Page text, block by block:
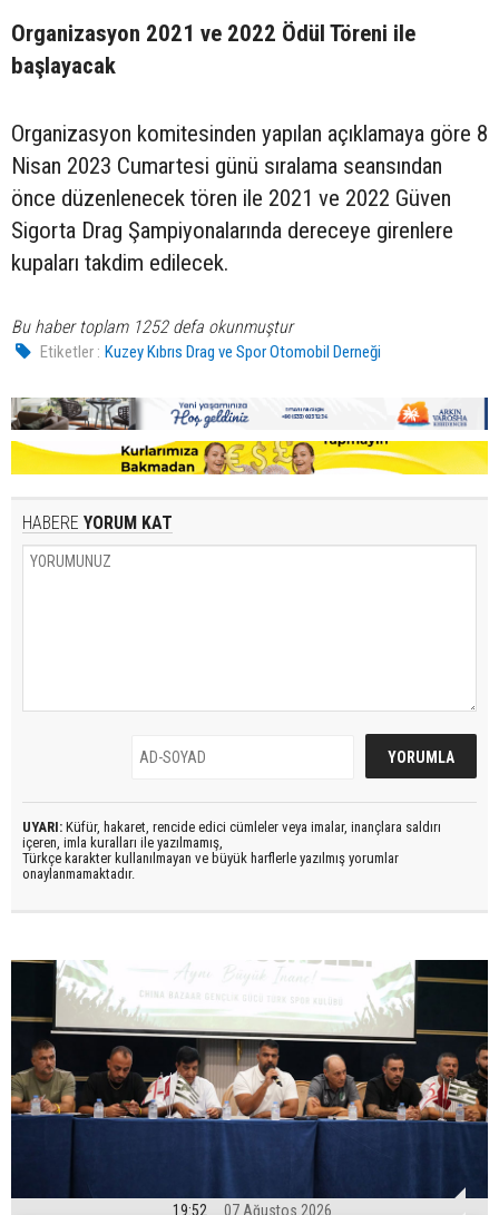
Organizasyon 2021 ve 2022 Ödül Töreni ile
başlayacak
Organizasyon komitesinden yapılan açıklamaya göre 8
Nisan 2023 Cumartesi günü sıralama seansından
önce düzenlenecek tören ile 2021 ve 2022 Güven
Sigorta Drag Şampiyonalarında dereceye girenlere
kupaları takdim edilecek.
Bu haber toplam 1252 defa okunmuştur
Etiketler : Kuzey Kıbrıs Drag ve Spor Otomobil Derneği
HABERE YORUM KAT
UYARI: Küfür, hakaret, rencide edici cümleler veya imalar, inançlara saldırı
içeren, imla kuralları ile yazılmamış,
Türkçe karakter kullanılmayan ve büyük harflerle yazılmış yorumlar
onaylanmamaktadır.
19:52 07 Ağustos 2026